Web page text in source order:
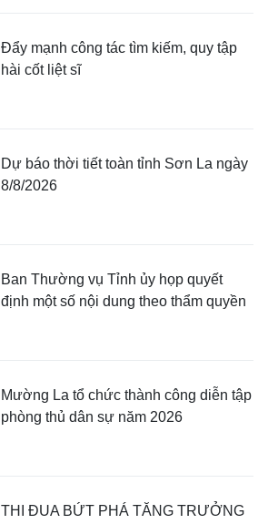
Đẩy mạnh công tác tìm kiếm, quy tập
hài cốt liệt sĩ
Dự báo thời tiết toàn tỉnh Sơn La ngày
8/8/2026
Ban Thường vụ Tỉnh ủy họp quyết
định một số nội dung theo thẩm quyền
Mường La tổ chức thành công diễn tập
phòng thủ dân sự năm 2026
THI ĐUA BỨT PHÁ TĂNG TRƯỞNG